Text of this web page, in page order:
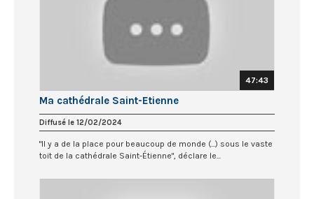
47:43
Ma cathédrale Saint-Etienne
Diffusé le 12/02/2024
"Il y a de la place pour beaucoup de monde (...) sous le vaste
toit de la cathédrale Saint-Étienne", déclare le...